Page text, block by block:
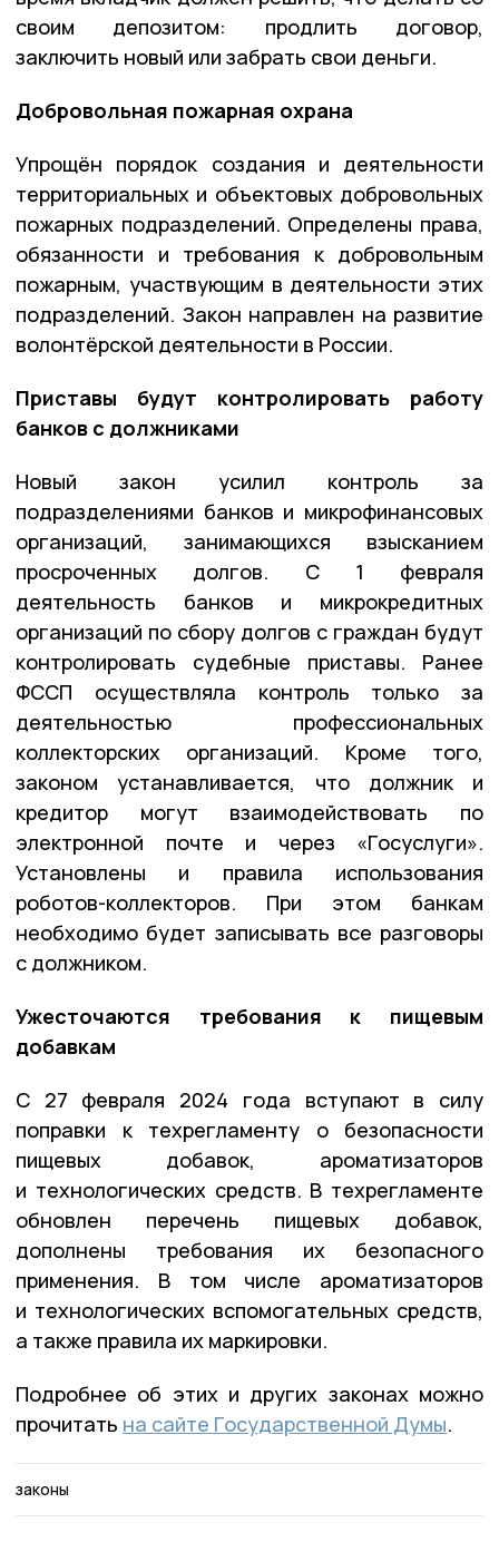
своим депозитом: продлить договор,
заключить новый или забрать свои деньги.
Добровольная пожарная охрана
Упрощён порядок создания и деятельности
территориальных и объектовых добровольных
пожарных подразделений. Определены права,
обязанности и требования к добровольным
пожарным, участвующим в деятельности этих
подразделений. Закон направлен на развитие
волонтёрской деятельности в России.
Приставы будут контролировать работу
банков с должниками
Новый закон усилил контроль за
подразделениями банков и микрофинансовых
организаций, занимающихся взысканием
просроченных долгов. С 1 февраля
деятельность банков и микрокредитных
организаций по сбору долгов с граждан будут
контролировать судебные приставы. Ранее
ФССП осуществляла контроль только за
деятельностью профессиональных
коллекторских организаций. Кроме того,
законом устанавливается, что должник и
кредитор могут взаимодействовать по
электронной почте и через «Госуслуги».
Установлены и правила использования
роботов-коллекторов. При этом банкам
необходимо будет записывать все разговоры
с должником.
Ужесточаются требования к пищевым
добавкам
С 27 февраля 2024 года вступают в силу
поправки к техрегламенту о безопасности
пищевых добавок, ароматизаторов
и технологических средств. В техрегламенте
обновлен перечень пищевых добавок,
дополнены требования их безопасного
применения. В том числе ароматизаторов
и технологических вспомогательных средств,
а также правила их маркировки.
Подробнее об этих и других законах можно
прочитать на сайте Государственной Думы.
законы